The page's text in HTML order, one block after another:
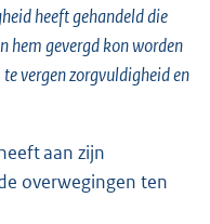
heeft gehandeld die
hem gevergd kon worden
vergen zorgvuldigheid en
aan zijn
overwegingen ten